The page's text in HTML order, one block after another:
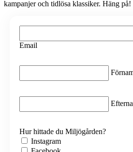
kampanjer och tidlösa klassiker. Häng på!
Email
Hur hittade du Miljögården?
Instagram